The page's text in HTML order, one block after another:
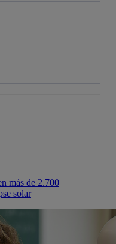
más de 2.700
solar